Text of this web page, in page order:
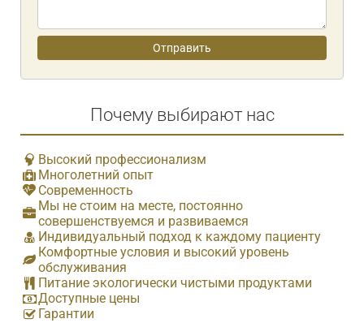
Почему выбирают нас
Высокий профессионализм
Многолетний опыт
Современность
Мы не стоим на месте, постоянно
совершенствуемся и развиваемся
Индивидуальный подход к каждому пациенту
Комфортные условия и высокий уровень
обслуживания
Питание экологически чистыми продуктами
Доступные цены
Гарантии